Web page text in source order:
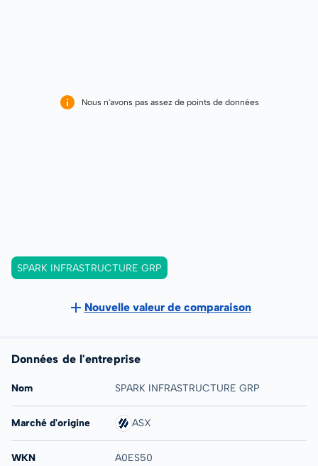
Nous n'avons pas assez de points de données
SPARK INFRASTRUCTURE GRP
Nouvelle valeur de comparaison
Données de l'entreprise
Nom SPARK INFRASTRUCTURE GRP
Marché d'origine ASX
WKN A0ES50